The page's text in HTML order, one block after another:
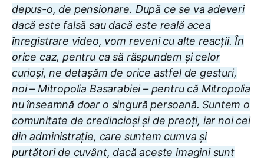
depus-o, de pensionare. După ce se va adeveri
dacă este falsă sau dacă este reală acea
înregistrare video, vom reveni cu alte reacții. În
orice caz, pentru ca să răspundem și celor
curioși, ne detașăm de orice astfel de gesturi,
noi – Mitropolia Basarabiei – pentru că Mitropolia
nu înseamnă doar o singură persoană. Suntem o
comunitate de credincioși și de preoți, iar noi cei
din administrație, care suntem cumva și
purtători de cuvânt, dacă aceste imagini sunt